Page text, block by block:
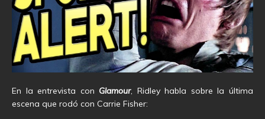
En la entrevista con Glamour, Ridley habla sobre la última
escena que rodó con Carrie Fisher: